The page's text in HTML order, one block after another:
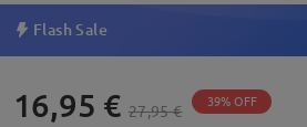
Flash Sale
16,95 € 27,95 € 39% OFF